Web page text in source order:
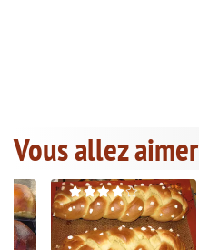
Vous allez aimer